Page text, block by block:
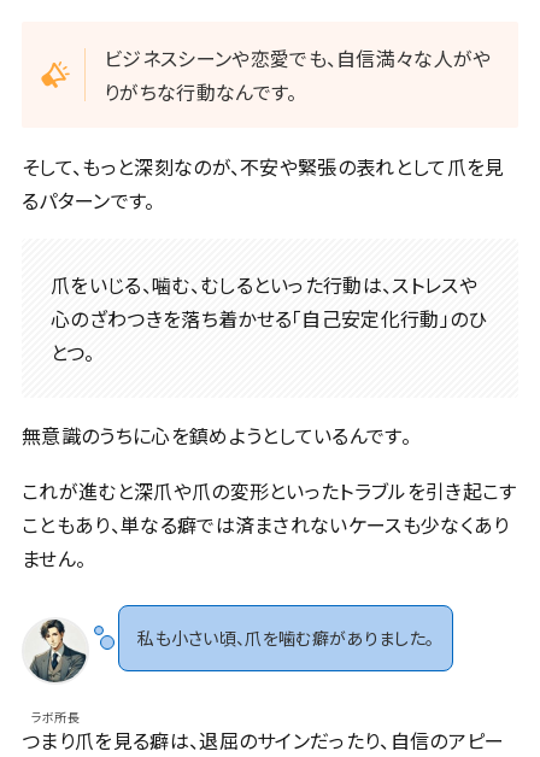
ビジネスシーンや恋愛でも、自信満々な人がや
りがちな行動なんです。
そして、もっと深刻なのが、不安や緊張の表れとして爪を見
るパターンです。
爪をいじる、噛む、むしるといった行動は、ストレスや
心のざわつきを落ち着かせる「自己安定化行動」のひ
とつ。
無意識のうちに心を鎮めようとしているんです。
これが進むと深爪や爪の変形といったトラブルを引き起こす
こともあり、単なる癖では済まされないケースも少なくあり
ません。
ラボ所長
私も小さい頃、爪を噛む癖がありました。
つまり爪を見る癖は、退屈のサインだったり、自信のアピー